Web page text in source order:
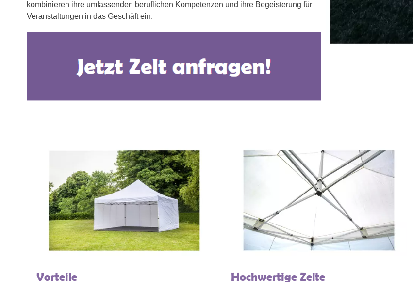
kombinieren ihre umfassenden beruflichen Kompetenzen und ihre Begeisterung für
Veranstaltungen in das Geschäft ein.
Vorteile Hochwertige Zelte